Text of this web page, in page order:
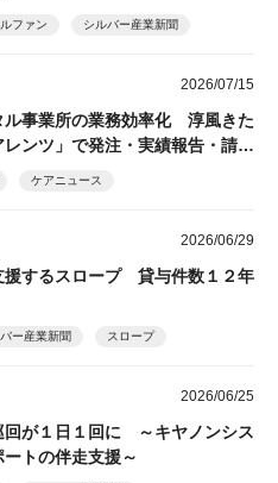
ファン シルバー産業新聞
2026/07/15
ル事業所の業務効率化 淳風きた
ンツ」で発注・実績報告・請求
ケアニュース
2026/06/29
援するスロープ 貸与件数１２年
ー産業新聞 スロープ
2026/06/25
回が１日１回に ～キヤノンシス
トの伴走支援～